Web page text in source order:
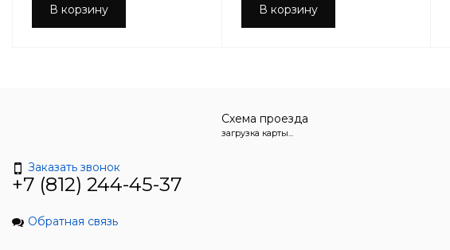
В корзину В корзину
Заказать звонок
+7 (812) 244-45-37
Обратная связь
Схема проезда
загрузка карты...